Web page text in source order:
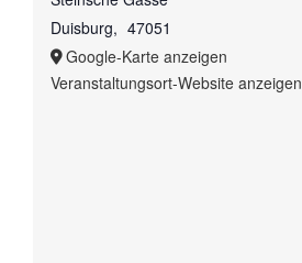
Duisburg, 47051
Google-Karte anzeigen
Veranstaltungsort-Website anzeigen